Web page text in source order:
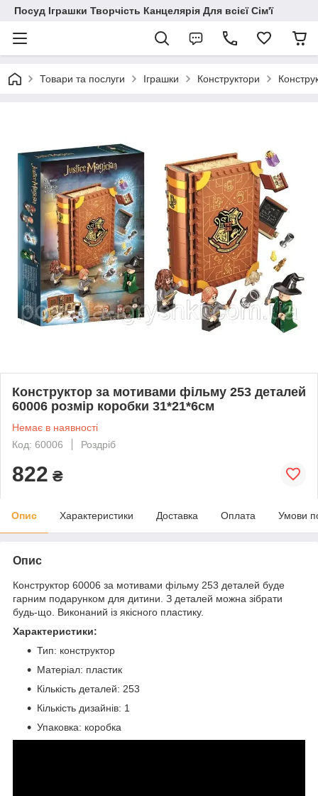
Посуд Іграшки Творчість Канцелярія Для всієї Сім'ї
Товари та послуги Іграшки Конструктори
Конструктор за мотивами фільму 253 деталей
60006 розмір коробки 31*21*6см
Немає в наявності
Код: 60006
Роздріб
822 ₴
Опис Характеристики Доставка Оплата Умови
Опис
Конструктор 60006 за мотивами фільму 253 деталей буде
гарним подарунком для дитини. З деталей можна зібрати
будь-що. Виконаний із якісного пластику.
Характеристики:
Тип: конструктор
Матеріал: пластик
Кількість деталей: 253
Кількість дизайнів: 1
Упаковка: коробка